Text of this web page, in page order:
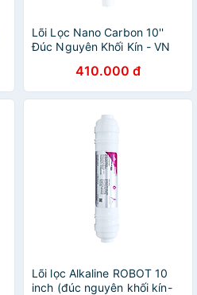
Lõi Lọc Nano Carbon 10''
Đúc Nguyên Khối Kín - VN
410.000 đ
Lõi lọc Alkaline ROBOT 10
inch (đúc nguyên khối kín-